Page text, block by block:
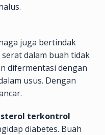
juga bertindak
dalam buah tidak
difermentasi dengan
usus. Dengan
terkontrol
diabetes. Buah